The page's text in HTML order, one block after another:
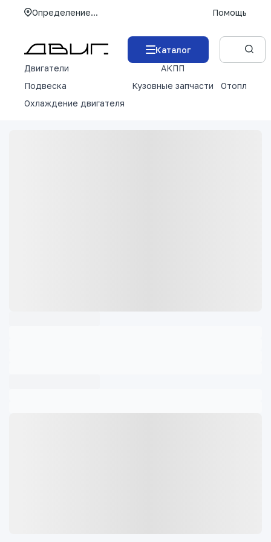
Определение... Помощь
Каталог
Двигатели
АКПП
Подвеска
Кузовные запчасти
Отопление
Охлаждение двигателя